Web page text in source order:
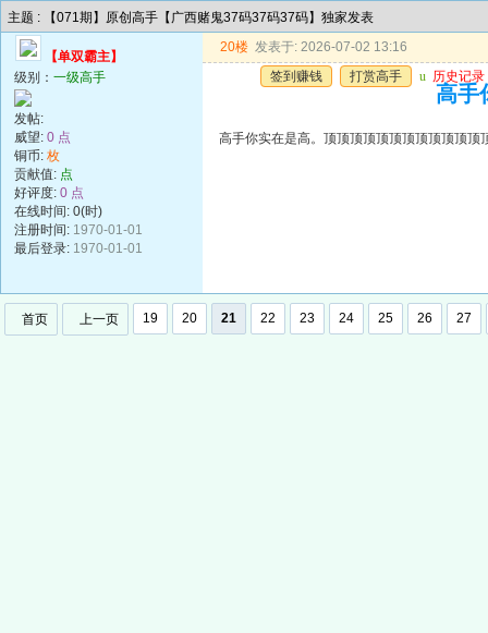
主题 : 【071期】原创高手【广西赌鬼37码37码37码】独家发表
【单双霸主】
级别： 一级高手
发帖:
威望: 0 点
铜币: 枚
贡献值: 点
好评度: 0 点
在线时间: 0(时)
注册时间: 1970-01-01
最后登录: 1970-01-01
20楼 发表于: 2026-07-02 13:16
签到赚钱
打赏高手 u 历史记录
高手
高手你实在是高。顶顶顶顶顶顶顶顶顶顶顶顶
首页 上一页 19 20 21 22 23 24 25 26 27